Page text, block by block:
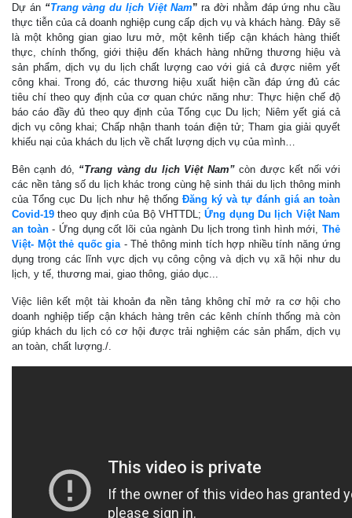
Dự án “Trang vàng du lịch Việt Nam” ra đời nhằm đáp ứng nhu cầu
thực tiễn của cả doanh nghiệp cung cấp dịch vụ và khách hàng. Đây sẽ
là một không gian giao lưu mở, một kênh tiếp cận khách hàng thiết
thực, chính thống, giới thiệu đến khách hàng những thương hiệu và
sản phẩm, dịch vụ du lịch chất lượng cao với giá cả được niêm yết
công khai. Trong đó, các thương hiệu xuất hiện cần đáp ứng đủ các
tiêu chí theo quy định của cơ quan chức năng như: Thực hiện chế độ
báo cáo đầy đủ theo quy định của Tổng cục Du lịch; Niêm yết giá cả
dịch vụ công khai; Chấp nhận thanh toán điện tử; Tham gia giải quyết
khiếu nại của khách du lịch về chất lượng dịch vụ của mình…
Bên cạnh đó, “Trang vàng du lịch Việt Nam”còn được kết nối với
các nền tảng số du lịch khác trong cùng hệ sinh thái du lịch thông minh
của Tổng cục Du lịch như hệ thốngĐăng ký và tự đánh giá an toàn
Covid-19 theo quy định của Bộ VHTTDL;Ứng dụng Du lịch Việt Nam
an toàn- Ứng dụng cốt lõi của ngành Du lịch trong tình hình mới,Thẻ
Việt- Một thẻ quốc gia - Thẻ thông minh tích hợp nhiều tính năng ứng
dụng trong các lĩnh vực dịch vụ công cộng và dịch vụ xã hội như du
lịch, y tế, thương mai, giao thông, giáo dục...
Việc liên kết một tài khoản đa nền tảng không chỉ mở ra cơ hội cho
doanh nghiệp tiếp cận khách hàng trên các kênh chính thống mà còn
giúp khách du lịch có cơ hội được trải nghiệm các sản phẩm, dịch vụ
an toàn, chất lượng./.